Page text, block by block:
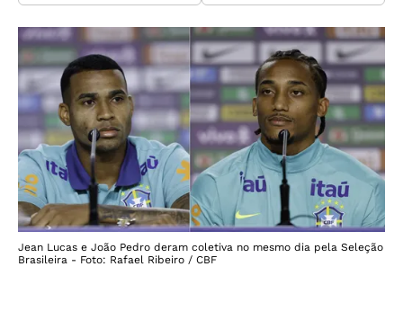
Jean Lucas e João Pedro deram coletiva no mesmo dia pela Seleção
Brasileira - Foto: Rafael Ribeiro / CBF